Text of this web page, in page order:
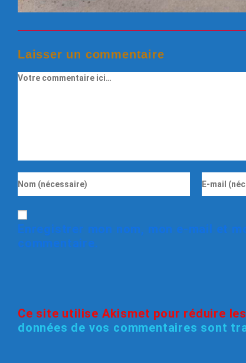
Laisser un commentaire
Enregistrer mon nom, mon e-mail et
commentaire.
Ce site utilise Akismet pour réduire
données de vos commentaires sont